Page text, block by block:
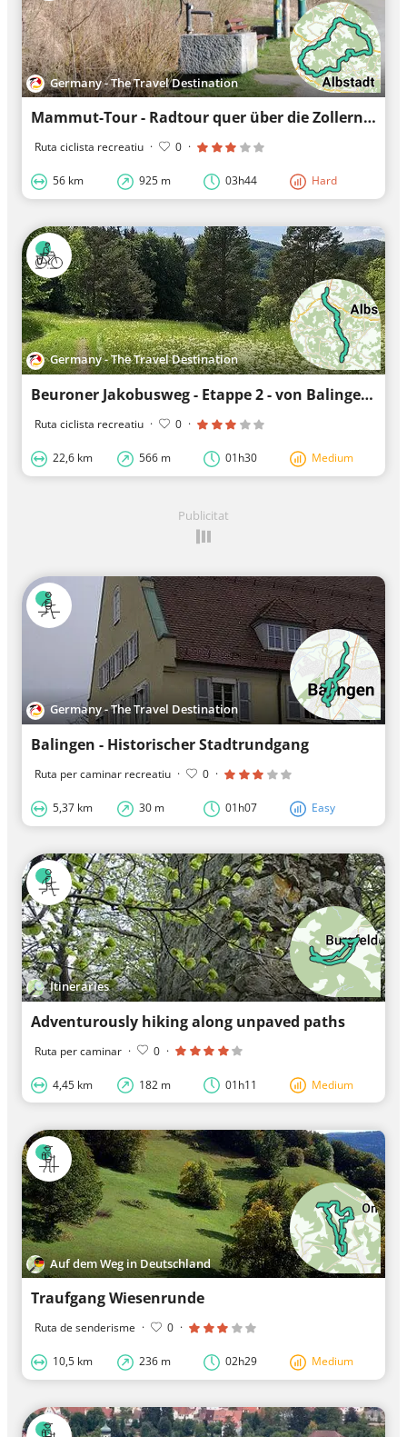
Germany - The Travel Destination
Mammut-Tour - Radtour quer über die Zollernalb
Ruta ciclista recreatiu · 0 ·
56 km 925 m 03h44 Hard
Germany - The Travel Destination
Beuroner Jakobusweg - Etappe 2 - von Balingen nach Nusplingen
Ruta ciclista recreatiu · 0 ·
22,6 km 566 m 01h30 Medium
Publicitat
Germany - The Travel Destination
Balingen - Historischer Stadtrundgang
Ruta per caminar recreatiu · 0 ·
5,37 km 30 m 01h07 Easy
Itineraries
Adventurously hiking along unpaved paths
Ruta per caminar · 0 ·
4,45 km 182 m 01h11 Medium
Auf dem Weg in Deutschland
Traufgang Wiesenrunde
Ruta de senderisme · 0 ·
10,5 km 236 m 02h29 Medium